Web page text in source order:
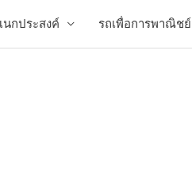
นกประสงค์ รถเพื่อการพาณิชย์